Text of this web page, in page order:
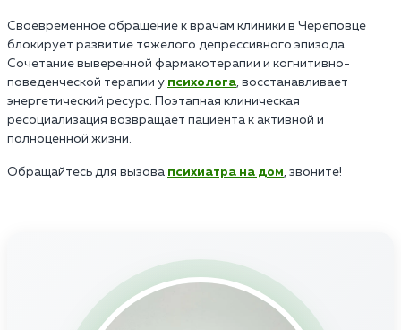
Своевременное обращение к врачам клиники в Череповце
блокирует развитие тяжелого депрессивного эпизода.
Сочетание выверенной фармакотерапии и когнитивно-
поведенческой терапии у психолога, восстанавливает
энергетический ресурс. Поэтапная клиническая
ресоциализация возвращает пациента к активной и
полноценной жизни.
Обращайтесь для вызова психиатра на дом, звоните!